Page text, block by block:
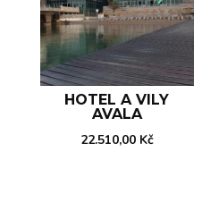
HOTEL A VILY
AVALA
22.510,00 Kč